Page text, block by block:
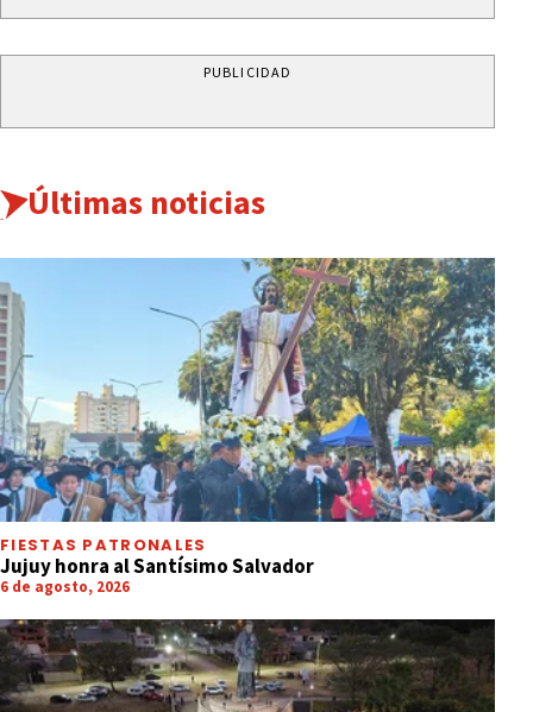
PUBLICIDAD
Últimas noticias
FIESTAS PATRONALES
Jujuy honra al Santísimo Salvador
6 de agosto, 2026